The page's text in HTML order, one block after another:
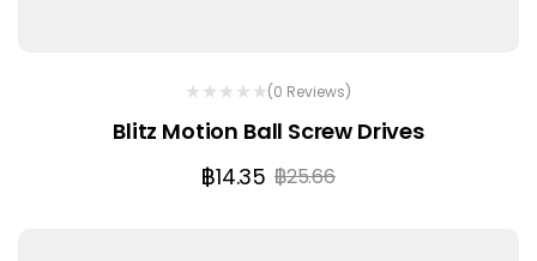
(0 Reviews)
Blitz Motion Ball Screw Drives
฿25.66
฿14.35